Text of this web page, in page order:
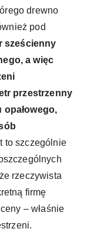
drewno
pod
sześcienny
a więc
przestrzenny
opałowego,
to szczególnie
rzeczywista
firmę
– właśnie